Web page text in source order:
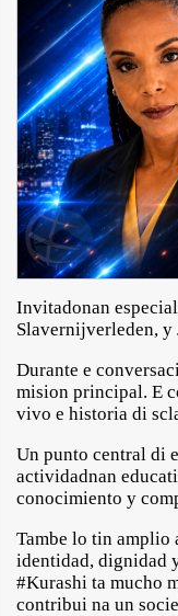
Invitadonan
Slavernijverleden, y
Durante e
mision principal. E
vivo e historia di
Un punto central di
actividadnan
conocimiento y
Tambe lo tin amplio
identidad, dignidad
#Kurashi ta mucho
contribui na un